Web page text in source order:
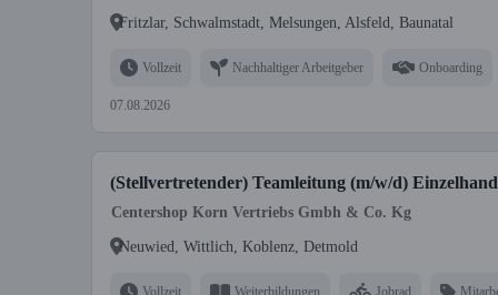
Fritzlar, Schwalmstadt, Melsungen, Alsfeld, Baunatal
Vollzeit Nachhaltiger Arbeitgeber Onboarding
07.08.2026
(Stellvertretender) Teamleitung (m/w/d)
Centershop Korn Vertriebs Gmbh & Co. Kg
Neuwied, Wittlich, Koblenz, Detmold
Vollzeit Weiterbildungen Jobrad